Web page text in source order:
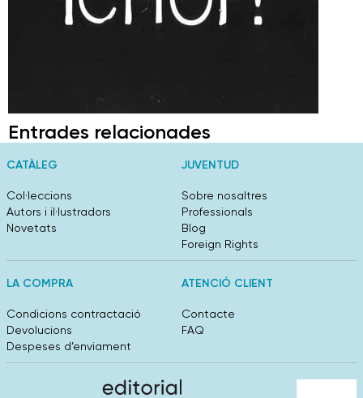
Entrades relacionades
CATÀLEG
Col·leccions
Autors i il·lustradors
Novetats
JUVENTUD
Sobre nosaltres
Professionals
Blog
Foreign Rights
LA COMPRA
Condicions contractació
Devolucions
Despeses d’enviament
ATENCIÓ CLIENT
Contacte
FAQ